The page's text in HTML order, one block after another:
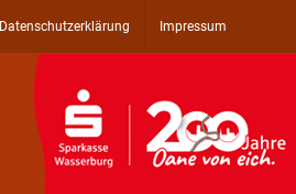
Datenschutzerklärung Impressum